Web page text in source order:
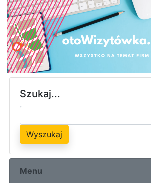
Szukaj...
Wyszukaj
Menu